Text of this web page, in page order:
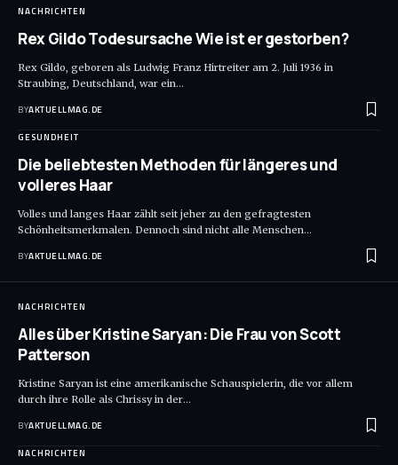
NACHRICHTEN
Rex Gildo Todesursache Wie ist er gestorben?
Rex Gildo, geboren als Ludwig Franz Hirtreiter am 2. Juli 1936 in
Straubing, Deutschland, war ein…
BYAKTUELLMAG.DE
GESUNDHEIT
Die beliebtesten Methoden für längeres und
volleres Haar
Volles und langes Haar zählt seit jeher zu den gefragtesten
Schönheitsmerkmalen. Dennoch sind nicht alle Menschen…
BYAKTUELLMAG.DE
NACHRICHTEN
Alles über Kristine Saryan: Die Frau von Scott
Patterson
Kristine Saryan ist eine amerikanische Schauspielerin, die vor allem
durch ihre Rolle als Chrissy in der…
BYAKTUELLMAG.DE
NACHRICHTEN